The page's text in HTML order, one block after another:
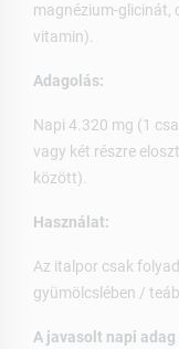
magnézium-glicinát,
vitamin).
Adagolás:
Napi 4.320 mg (1
vagy két részre
között).
Használat:
Az italpor csak
gyümölcslében /
A javasolt napi